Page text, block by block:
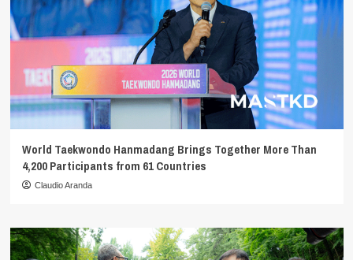
World Taekwondo Hanmadang Brings Together More Than
4,200 Participants from 61 Countries
Claudio Aranda